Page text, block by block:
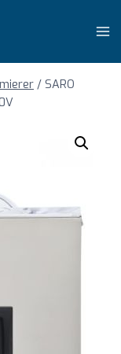
/ SARO